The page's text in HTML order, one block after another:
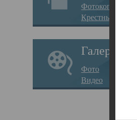
Фотокопии дел
Крестные ходы
Галерея
Фото
Видео